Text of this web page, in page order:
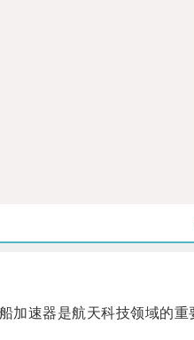
速器是航天科技领域的重